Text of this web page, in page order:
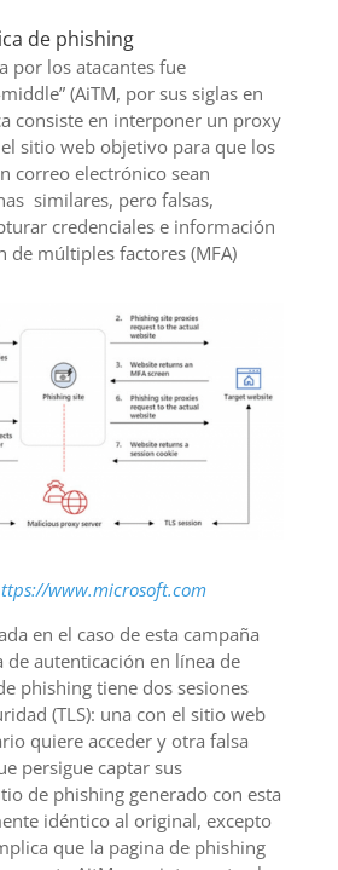
de phishing
por los atacantes fue
(AiTM, por sus siglas en
consiste en interponer un proxy
sitio web objetivo para que los
correo electrónico sean
similares, pero falsas,
credenciales e información
de múltiples factores (MFA)
www.microsoft.com
en el caso de esta campaña
autenticación en línea de
phishing tiene dos sesiones
(TLS): una con el sitio web
quiere acceder y otra falsa
persigue captar sus
de phishing generado con esta
idéntico al original, excepto
que la pagina de phishing